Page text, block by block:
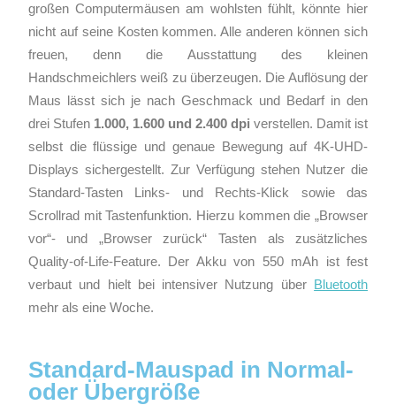
großen Computermäusen am wohlsten fühlt, könnte hier
nicht auf seine Kosten kommen. Alle anderen können sich
freuen, denn die Ausstattung des kleinen
Handschmeichlers weiß zu überzeugen. Die Auflösung der
Maus lässt sich je nach Geschmack und Bedarf in den
drei Stufen 1.000, 1.600 und 2.400 dpi verstellen. Damit ist
selbst die flüssige und genaue Bewegung auf 4K-UHD-
Displays sichergestellt. Zur Verfügung stehen Nutzer die
Standard-Tasten Links- und Rechts-Klick sowie das
Scrollrad mit Tastenfunktion. Hierzu kommen die „Browser
vor“- und „Browser zurück“ Tasten als zusätzliches
Quality-of-Life-Feature. Der Akku von 550 mAh ist fest
verbaut und hielt bei intensiver Nutzung über Bluetooth
mehr als eine Woche.
Standard-Mauspad in Normal-
oder Übergröße